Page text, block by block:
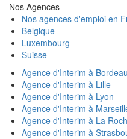
Nos Agences
Nos agences d'emploi en
Belgique
Luxembourg
Suisse
Agence d'Interim à
Agence d'Interim à Lille
Agence d'Interim à Lyon
Agence d'Interim à
Agence d'Interim à La
Agence d'Interim à